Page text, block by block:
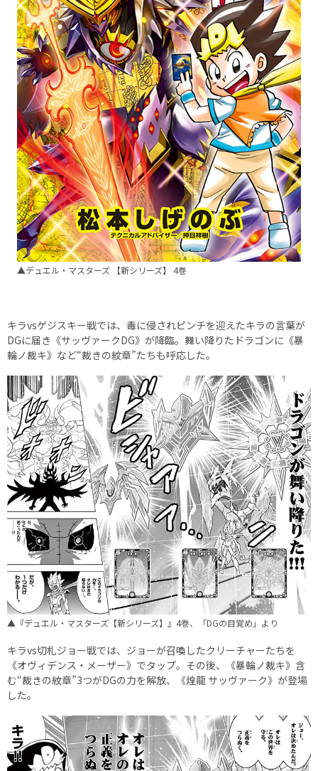
▲デュエル・マスターズ 【新シリーズ】 4巻
キラvsゲジスキー戦では、毒に侵されピンチを迎えたキラの言葉が
DGに届き《サッヴァークDG》が降臨。舞い降りたドラゴンに《暴
輪ノ裁キ》など“裁きの紋章”たちも呼応した。
▲『デュエル・マスターズ【新シリーズ】』4巻、「DGの目覚め」より
キラvs切札ジョー戦では、ジョーが召喚したクリーチャーたちを
《オヴィデンス・メーザー》でタップ。その後、《暴輪ノ裁キ》含
む“裁きの紋章”3つがDGの力を解放、《煌龍 サッヴァーク》が登場
した。